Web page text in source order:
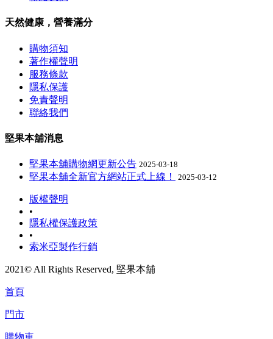
天然健康，營養滿分
購物須知
著作權聲明
服務條款
隱私保護
免責聲明
聯絡我們
堅果本舖消息
堅果本舖購物網更新公告 2025-03-18
堅果本舖全新官方網站正式上線！ 2025-03-12
版權聲明
•
隱私權保護政策
•
索米亞製作行銷
2021© All Rights Reserved, 堅果本舖
首頁
門市